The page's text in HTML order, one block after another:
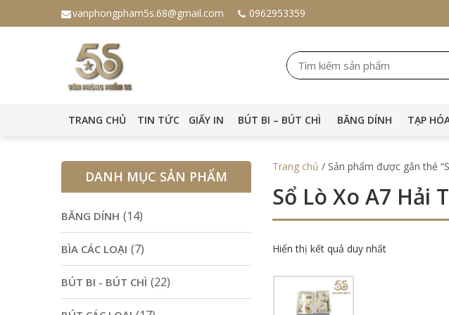
vanphongpham5s.68@gmail.com 0962953359
TRANG CHỦ TIN TỨC GIẤY IN BÚT BI – BÚT CHÌ BĂNG DÍNH TẠP
Trang chủ / Sản phẩm được gắn thẻ
Sổ Lò Xo A7 Hải
Hiển thị kết quả duy nhất
DANH MỤC SẢN PHẨM
BĂNG DÍNH (14)
BÌA CÁC LOẠI (7)
BÚT BI - BÚT CHÌ (22)